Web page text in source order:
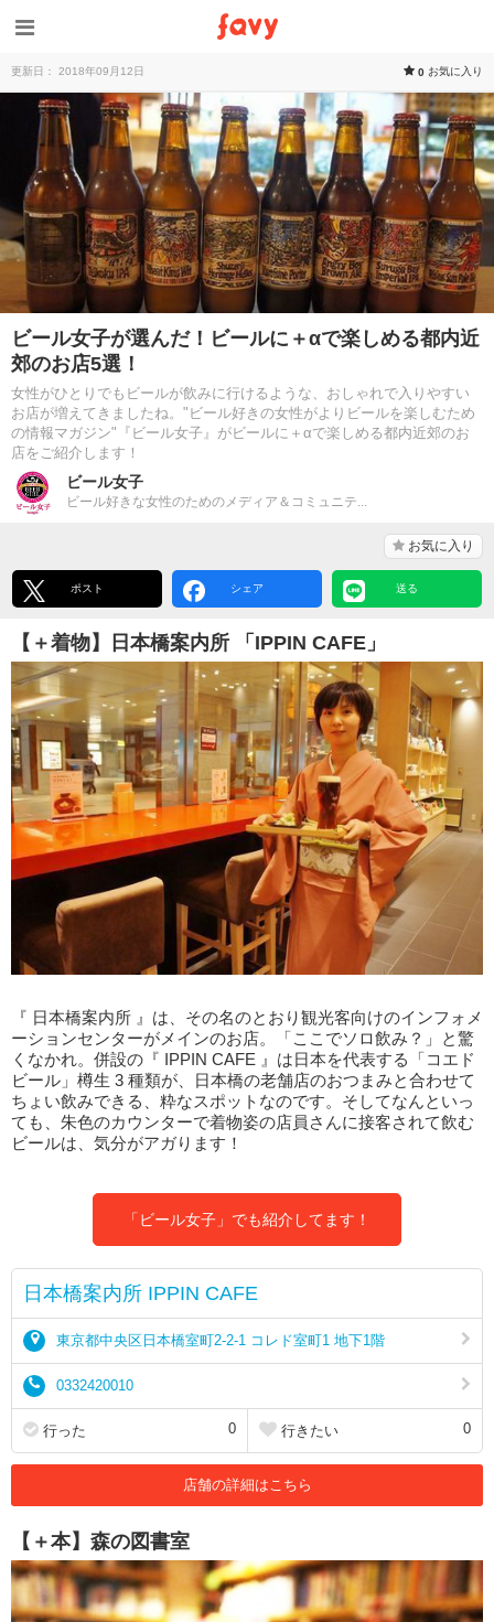
更新日： 2018年09月12日 0 お気に入り
ビール女子が選んだ！ビールに＋αで楽しめる都内近
郊のお店5選！
女性がひとりでもビールが飲みに行けるような、おしゃれで入りやすい
お店が増えてきましたね。"ビール好きの女性がよりビールを楽しむため
の情報マガジン"『ビール女子』がビールに＋αで楽しめる都内近郊のお
店をご紹介します！
ビール女子
ビール好きな女性のためのメディア＆コミュニテ...
お気に入り
ポスト シェア 送る
【＋着物】日本橋案内所 「IPPIN CAFE」
『 日本橋案内所 』は、その名のとおり観光客向けのインフォメ
ーションセンターがメインのお店。「ここでソロ飲み？」と驚
くなかれ。併設の『 IPPIN CAFE 』は日本を代表する「コエド
ビール」樽生 3 種類が、日本橋の老舗店のおつまみと合わせて
ちょい飲みできる、粋なスポットなのです。そしてなんといっ
ても、朱色のカウンターで着物姿の店員さんに接客されて飲む
ビールは、気分がアガります！
「ビール女子」でも紹介してます！
日本橋案内所 IPPIN CAFE
東京都中央区日本橋室町2-2-1 コレド室町1 地下1階
0332420010
行った 0 行きたい 0
店舗の詳細はこちら
【＋本】森の図書室